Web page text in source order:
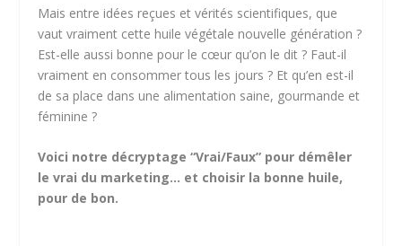
Mais entre idées reçues et vérités scientifiques, que
vaut vraiment cette huile végétale nouvelle génération ?
Est-elle aussi bonne pour le cœur qu’on le dit ? Faut-il
vraiment en consommer tous les jours ? Et qu’en est-il
de sa place dans une alimentation saine, gourmande et
féminine ?
Voici notre décryptage “Vrai/Faux” pour démêler
le vrai du marketing… et choisir la bonne huile,
pour de bon.